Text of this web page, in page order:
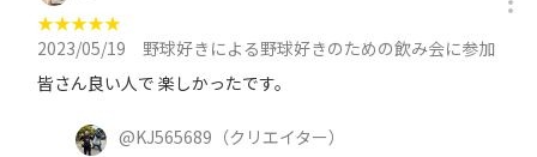
★★★★★
2023/05/19
野球好きによる野球好きのための飲み会に参加
皆さん良い人で 楽しかったです。
@KJ565689 （クリエイター）